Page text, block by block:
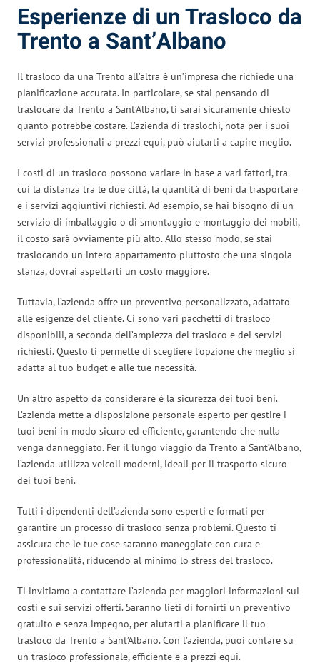
Esperienze di un Trasloco da
Trento a Sant’Albano
Il trasloco da una Trento all’altra è un’impresa che richiede una
pianificazione accurata. In particolare, se stai pensando di
traslocare da Trento a Sant’Albano, ti sarai sicuramente chiesto
quanto potrebbe costare. L’azienda di traslochi, nota per i suoi
servizi professionali a prezzi equi, può aiutarti a capire meglio.
I costi di un trasloco possono variare in base a vari fattori, tra
cui la distanza tra le due città, la quantità di beni da trasportare
e i servizi aggiuntivi richiesti. Ad esempio, se hai bisogno di un
servizio di imballaggio o di smontaggio e montaggio dei mobili,
il costo sarà ovviamente più alto. Allo stesso modo, se stai
traslocando un intero appartamento piuttosto che una singola
stanza, dovrai aspettarti un costo maggiore.
Tuttavia, l’azienda offre un preventivo personalizzato, adattato
alle esigenze del cliente. Ci sono vari pacchetti di trasloco
disponibili, a seconda dell’ampiezza del trasloco e dei servizi
richiesti. Questo ti permette di scegliere l’opzione che meglio si
adatta al tuo budget e alle tue necessità.
Un altro aspetto da considerare è la sicurezza dei tuoi beni.
L’azienda mette a disposizione personale esperto per gestire i
tuoi beni in modo sicuro ed efficiente, garantendo che nulla
venga danneggiato. Per il lungo viaggio da Trento a Sant’Albano,
l’azienda utilizza veicoli moderni, ideali per il trasporto sicuro
dei tuoi beni.
Tutti i dipendenti dell’azienda sono esperti e formati per
garantire un processo di trasloco senza problemi. Questo ti
assicura che le tue cose saranno maneggiate con cura e
professionalità, riducendo al minimo lo stress del trasloco.
Ti invitiamo a contattare l’azienda per maggiori informazioni sui
costi e sui servizi offerti. Saranno lieti di fornirti un preventivo
gratuito e senza impegno, per aiutarti a pianificare il tuo
trasloco da Trento a Sant’Albano. Con l’azienda, puoi contare su
un trasloco professionale, efficiente e a prezzi equi.